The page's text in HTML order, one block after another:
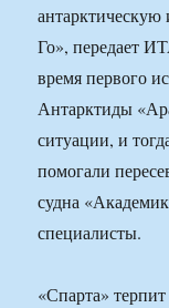
Го», передает
время первого
Антарктиды
ситуации, и
помогали
судна
специалисты.
«Спарта»